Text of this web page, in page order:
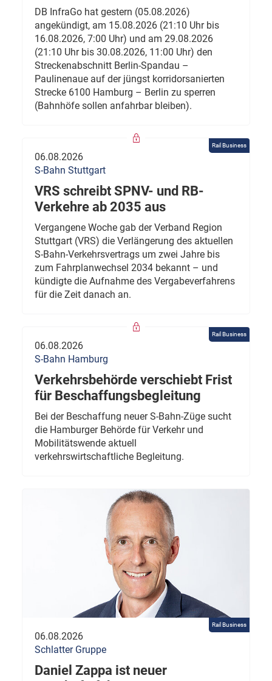
DB InfraGo hat gestern (05.08.2026)
angekündigt, am 15.08.2026 (21:10 Uhr bis
16.08.2026, 7:00 Uhr) und am 29.08.2026
(21:10 Uhr bis 30.08.2026, 11:00 Uhr) den
Streckenabschnitt Berlin-Spandau –
Paulinenaue auf der jüngst korridorsanierten
Strecke 6100 Hamburg – Berlin zu sperren
(Bahnhöfe sollen anfahrbar bleiben).
Rail Business
06.08.2026
S-Bahn Stuttgart
VRS schreibt SPNV- und RB-
Verkehre ab 2035 aus
Vergangene Woche gab der Verband Region
Stuttgart (VRS) die Verlängerung des aktuellen
S-Bahn-Verkehrsvertrags um zwei Jahre bis
zum Fahrplanwechsel 2034 bekannt – und
kündigte die Aufnahme des Vergabeverfahrens
für die Zeit danach an.
Rail Business
06.08.2026
S-Bahn Hamburg
Verkehrsbehörde verschiebt Frist
für Beschaffungsbegleitung
Bei der Beschaffung neuer S-Bahn-Züge sucht
die Hamburger Behörde für Verkehr und
Mobilitätswende aktuell
verkehrswirtschaftliche Begleitung.
Rail Business
06.08.2026
Schlatter Gruppe
Daniel Zappa ist neuer